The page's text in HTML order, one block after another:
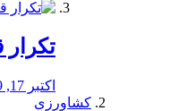
تکرار
اکتبر 17, 2019
کشاورزی